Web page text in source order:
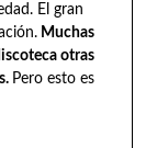
El gran
Muchas
otras
Pero esto es